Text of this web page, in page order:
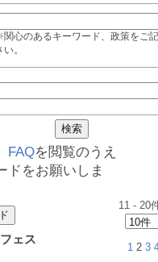
心のあるキーワード、政策をご
い。
FAQを閲覧のうえ
ドをお願いしま
11 - 20
ェス
1 2 3